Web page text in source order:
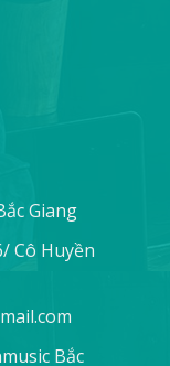
Giang
/ Cô Huyền
Bắc